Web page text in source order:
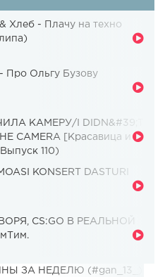
Хлеб - Плачу на техно
Про Ольгу Бузову
КАМЕРУ/I DIDN&#39;T
CAMERA [Красавица и
110)
KONSERT DASTURI
CS:GO В РЕАЛЬНОЙ
ЗА НЕДЕЛЮ (#gan_13_)